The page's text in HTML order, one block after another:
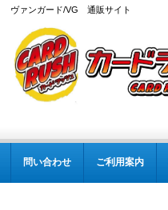
ヴァンガード/VG 通販サイト
問い合わせ ご利用案内